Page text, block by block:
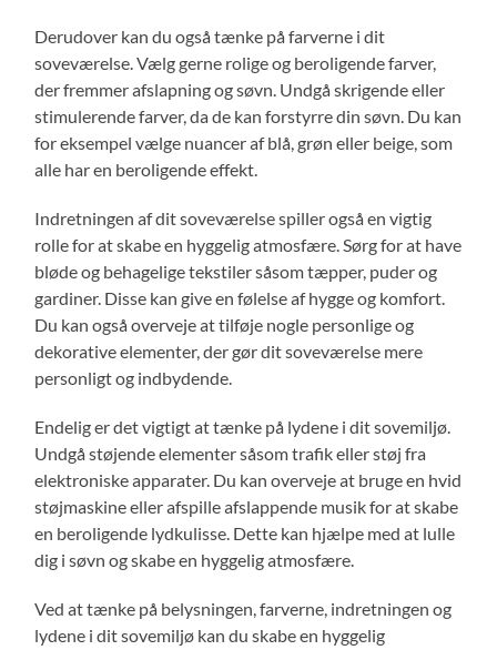
Derudover kan du også tænke på farverne i dit
soveværelse. Vælg gerne rolige og beroligende farver,
der fremmer afslapning og søvn. Undgå skrigende eller
stimulerende farver, da de kan forstyrre din søvn. Du kan
for eksempel vælge nuancer af blå, grøn eller beige, som
alle har en beroligende effekt.
Indretningen af dit soveværelse spiller også en vigtig
rolle for at skabe en hyggelig atmosfære. Sørg for at have
bløde og behagelige tekstiler såsom tæpper, puder og
gardiner. Disse kan give en følelse af hygge og komfort.
Du kan også overveje at tilføje nogle personlige og
dekorative elementer, der gør dit soveværelse mere
personligt og indbydende.
Endelig er det vigtigt at tænke på lydene i dit sovemiljø.
Undgå støjende elementer såsom trafik eller støj fra
elektroniske apparater. Du kan overveje at bruge en hvid
støjmaskine eller afspille afslappende musik for at skabe
en beroligende lydkulisse. Dette kan hjælpe med at lulle
dig i søvn og skabe en hyggelig atmosfære.
Ved at tænke på belysningen, farverne, indretningen og
lydene i dit sovemiljø kan du skabe en hyggelig